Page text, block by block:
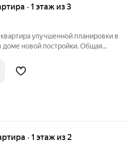
· 1 этаж из 3
улучшенной планировки в
доме новой постройки. Общая
высоким цоколем. Хорошее
м/п
· 1 этаж из 2